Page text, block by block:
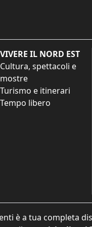
VIVERE IL NORD EST
Cultura, spettacoli e
mostre
Turismo e itinerari
Tempo libero
è a tua completa